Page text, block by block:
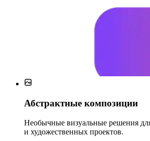
Абстрактные композиции
Необычные визуальные решения
и художественных проектов.